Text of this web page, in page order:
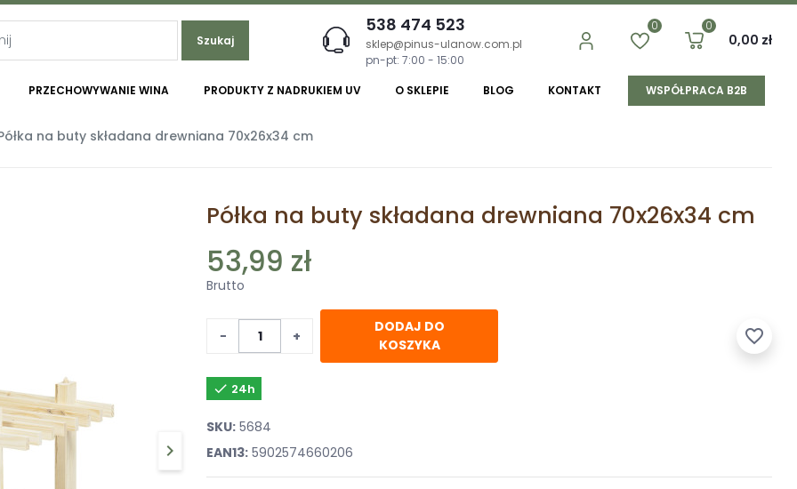
Szukaj
538 474 523
sklep@pinus-ulanow.com.pl
pn-pt: 7:00 - 15:00
0 0
0,00 zł
PRZECHOWYWANIE WINA PRODUKTY Z NADRUKIEM UV O SKLEPIE BLOG KONTAKT WSPÓŁPRACA B2B
na buty składana drewniana 70x26x34 cm
Następny
keyboard_arrow_right
Półka na buty składana drewniana 70x26x34 cm
53,99 zł
Brutto
− +
DODAJ DO
KOSZYKA
favorite_border
 24h
SKU: 5684
EAN13: 5902574660206